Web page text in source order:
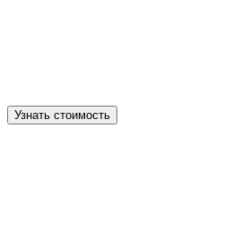
Узнать стоимость